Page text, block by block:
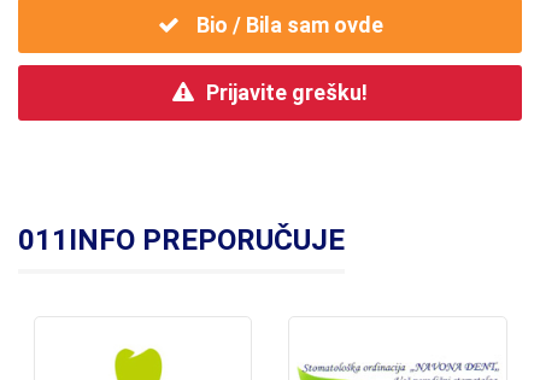
Bio / Bila sam ovde
Prijavite grešku!
011INFO PREPORUČUJE